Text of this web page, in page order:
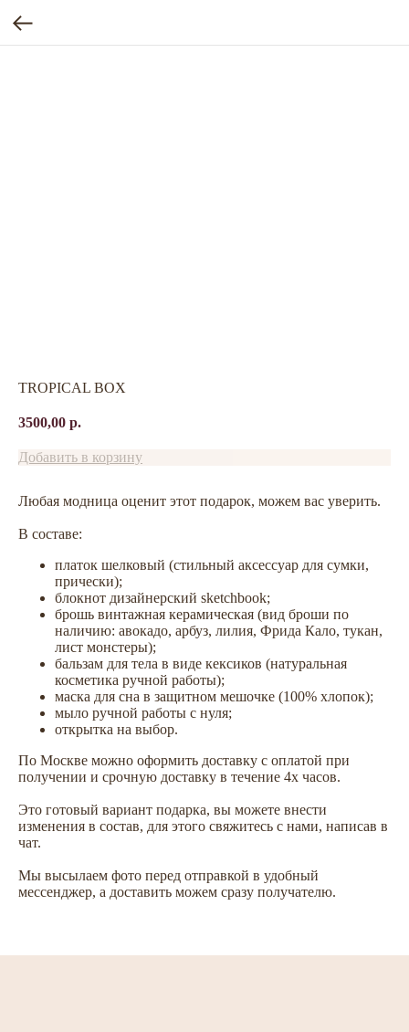
TROPICAL BOX
3500,00 р.
Добавить в корзину
Любая модница оценит этот подарок, можем вас уверить.
В составе:
платок шелковый (стильный аксессуар для сумки,
прически);
блокнот дизайнерский sketchbook;
брошь винтажная керамическая (вид броши по
наличию: авокадо, арбуз, лилия, Фрида Кало, тукан,
лист монстеры);
бальзам для тела в виде кексиков (натуральная
косметика ручной работы);
маска для сна в защитном мешочке (100% хлопок);
мыло ручной работы с нуля;
открытка на выбор.
По Москве можно оформить доставку с оплатой при
получении и срочную доставку в течение 4х часов.
Это готовый вариант подарка, вы можете внести
изменения в состав, для этого свяжитесь с нами, написав в
чат.
Мы высылаем фото перед отправкой в удобный
мессенджер, а доставить можем сразу получателю.